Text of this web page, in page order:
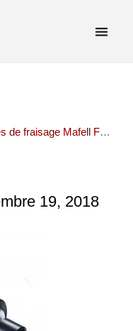
Moteur pour fraiseuses CNC et tables de fraisage Mafell FM 1000
19, 2018